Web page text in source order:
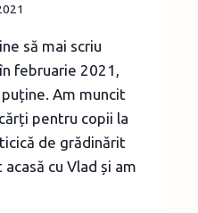
să mai scriu
februarie 2021,
Am muncit
pentru copii la
de grădinărit
cu Vlad și am